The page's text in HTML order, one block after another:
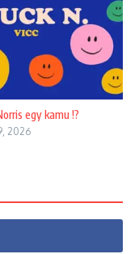
egy kamu !?
2026